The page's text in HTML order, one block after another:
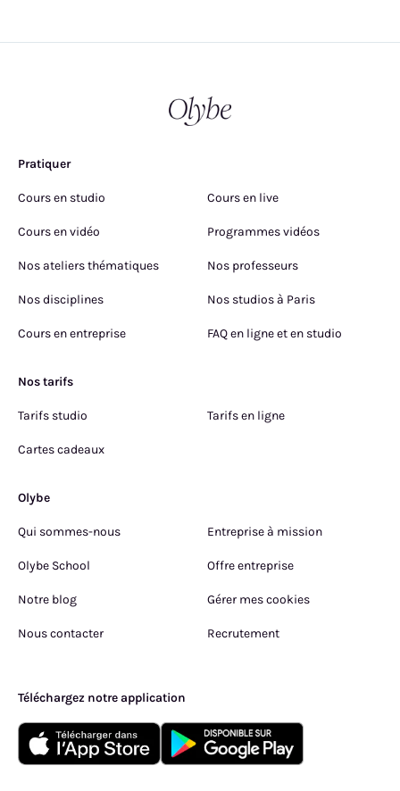
Pratiquer
Cours en studio Cours en live
Cours en vidéo Programmes vidéos
Nos ateliers thématiques Nos professeurs
Nos disciplines Nos studios à Paris
Cours en entreprise FAQ en ligne et en studio
Nos tarifs
Tarifs studio Tarifs en ligne
Cartes cadeaux
Olybe
Qui sommes-nous Entreprise à mission
Olybe School Offre entreprise
Notre blog Gérer mes cookies
Nous contacter Recrutement
Téléchargez notre application